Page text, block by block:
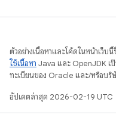
ตัวอย่างเนื้อหาและโค้ดในหน้าเว็
ใช้เนื้อหา Java และ OpenJDK เป็
ทะเบียนของ Oracle และ/หรือบริ
อัปเดตล่าสุด 2026-02-19 UTC